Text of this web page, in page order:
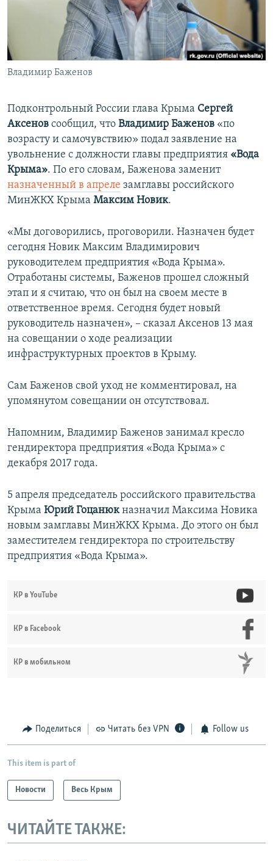
ПОБЕДИТЕЛЕЙ НЕ СУДЯТ?
КРЫМ.НЕПОКОРЕННЫЙ
УКРАИНСКАЯ ПРОБЛЕМА КРЫМА
ПРИСОЕДИНЯЙТЕСЬ!
Владимир Баженов
Подконтрольный России глава Крыма Сергей
Аксенов сообщил, что Владимир Баженов «по
возрасту и самочувствию» подал заявление на
увольнение с должности главы предприятия «Вода
Крыма». По его словам, Баженова заменит
назначенный в апреле замглавы российского
МинЖКХ Крыма Максим Новик.
«Мы договорились, проговорили. Назначен будет
сегодня Новик Максим Владимирович
руководителем предприятия «Вода Крыма».
Отработаны системы, Баженов прошел сложный
этап и я считаю, что он был на своем месте в
ответственное время. Сегодня будет новый
руководитель назначен», – сказал Аксенов 13 мая
на совещании о ходе реализации
инфраструктурных проектов в Крыму.
Сам Баженов свой уход не комментировал, на
упомянутом совещании он отсутствовал.
Напомним, Владимир Баженов занимал кресло
гендиректора предприятия «Вода Крыма» с
декабря 2017 года.
5 апреля председатель российского правительства
Крыма Юрий Гоцанюкназначил Максима Новика
новым замглавы МинЖКХ Крыма. До этого он был
заместителем гендиректора по строительству
предприятия «Вода Крыма».
КР в YouTube
КР в Facebook
КР в мобильном
Поделиться Читать без VPN Follow us
This item is part of
Новости Весь Крым
ЧИТАЙТЕ ТАКЖЕ: